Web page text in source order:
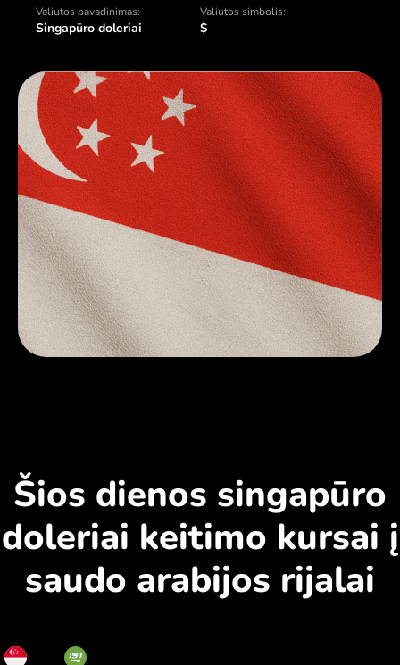
Valiutos pavadinimas:
Singapūro doleriai
Valiutos simbolis:
$
Šios dienos singapūro
doleriai keitimo kursai į
saudo arabijos rijalai
SGD